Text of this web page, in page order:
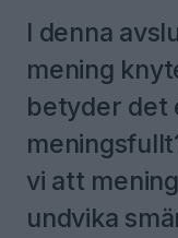
I denna
mening
betyder det
vi att
undvika